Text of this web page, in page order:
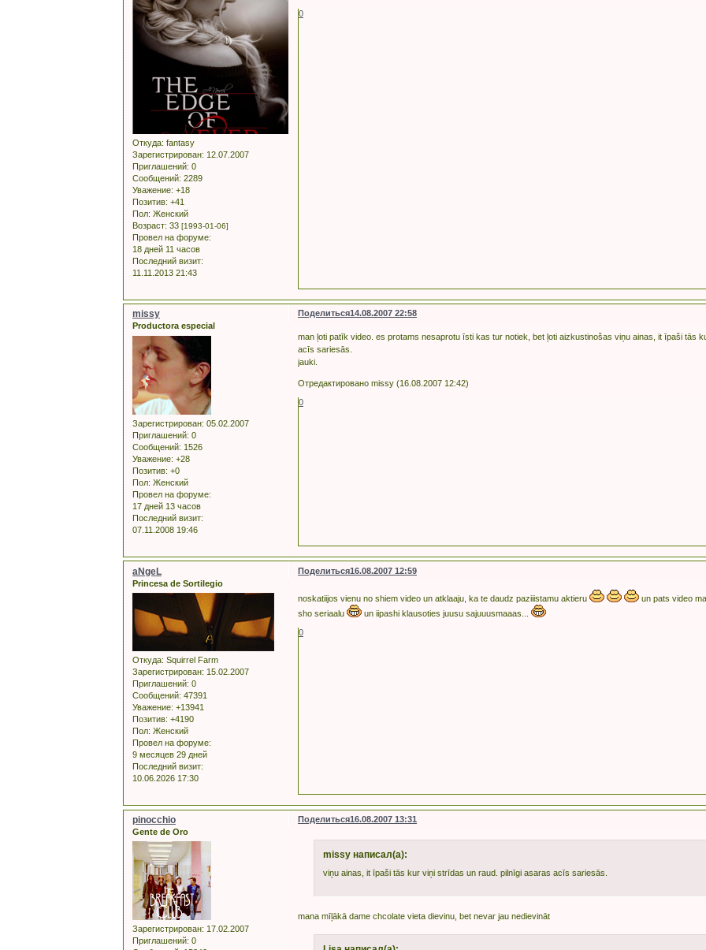
Откуда: fantasy
Зарегистрирован: 12.07.2007
Приглашений: 0
Сообщений: 2289
Уважение: +18
Позитив: +41
Пол: Женский
Возраст: 33 [1993-01-06]
Провел на форуме:
18 дней 11 часов
Последний визит:
11.11.2013 21:43
0
Поделиться14.08.2007 22:58
missy
Productora especial
Зарегистрирован: 05.02.2007
Приглашений: 0
Сообщений: 1526
Уважение: +28
Позитив: +0
Пол: Женский
Провел на форуме:
17 дней 13 часов
Последний визит:
07.11.2008 19:46
man ļoti patīk video. es protams nesaprotu īsti kas tur notiek, bet ļoti aizkustinošas viņu ainas, it īpaši tās
acīs sariesās.
jauki.
Отредактировано missy (16.08.2007 12:42)
0
Поделиться16.08.2007 12:59
aNgeL
Princesa de Sortilegio
Откуда: Squirrel Farm
Зарегистрирован: 15.02.2007
Приглашений: 0
Сообщений: 47391
Уважение: +13941
Позитив: +4190
Пол: Женский
Провел на форуме:
9 месяцев 29 дней
Последний визит:
10.06.2026 17:30
noskatiijos vienu no shiem video un atklaaju, ka te daudz paziiistamu aktieru
un pats video
sho seriaalu
un iipashi klausoties juusu sajuuusmaaas...
0
Поделиться16.08.2007 13:31
pinocchio
Gente de Oro
Зарегистрирован: 17.02.2007
Приглашений: 0
missy написал(а):
viņu ainas, it īpaši tās kur viņi strīdas un raud. pilnīgi asaras acīs sariesās.
mana mīļākā dame chcolate vieta dievinu, bet nevar jau nedievināt